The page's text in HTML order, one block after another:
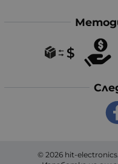
© 2026 hit-